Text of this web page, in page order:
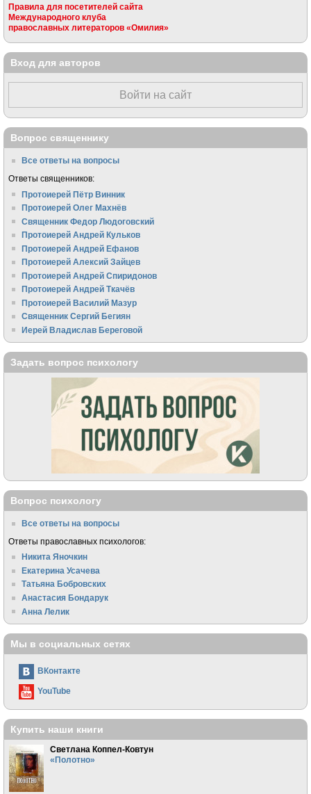
Правила для посетителей сайта
Международного клуба
православных литераторов «Омилия»
Вход для авторов
Войти на сайт
Вопрос священнику
Все ответы на вопросы
Ответы священников:
Протоиерей Пётр Винник
Протоиерей Олег Махнёв
Священник Федор Людоговский
Протоиерей Андрей Кульков
Протоиерей Андрей Ефанов
Протоиерей Алексий Зайцев
Протоиерей Андрей Спиридонов
Протоиерей Андрей Ткачёв
Протоиерей Василий Мазур
Священник Сергий Бегиян
Иерей Владислав Береговой
Задать вопрос психологу
Вопрос психологу
Все ответы на вопросы
Ответы православных психологов:
Никита Яночкин
Екатерина Усачева
Татьяна Бобровских
Анастасия Бондарук
Анна Лелик
Мы в социальных сетях
ВКонтакте
YouTube
Купить наши книги
Светлана Коппел-Ковтун
«Полотно»